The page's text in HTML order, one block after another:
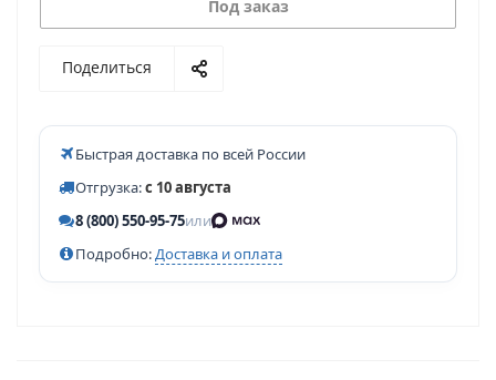
Под заказ
Поделиться
Быстрая доставка по всей России
Отгрузка:с 10 августа
8 (800) 550-95-75или
Подробно:Доставка и оплата